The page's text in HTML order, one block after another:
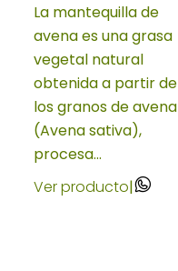
La mantequilla de
avena es una grasa
vegetal natural
obtenida a partir de
los granos de avena
(Avena sativa),
procesa...
Ver producto|